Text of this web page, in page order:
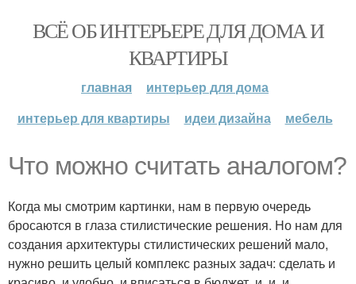
ВСЁ ОБ ИНТЕРЬЕРЕ ДЛЯ ДОМА И
КВАРТИРЫ
главная
интерьер для дома
интерьер для квартиры
идеи дизайна мебель
Что можно считать аналогом?
Когда мы смотрим картинки, нам в первую очередь
бросаются в глаза стилистические решения. Но нам для
создания архитектуры стилистических решений мало,
нужно решить целый комплекс разных задач: сделать и